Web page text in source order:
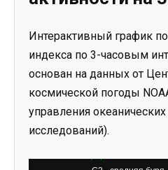
Интерактивный график
индекса по 3-часовым
основан на данных от
космической погоды
управления
исследований).